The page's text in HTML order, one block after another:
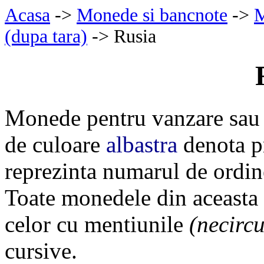
Acasa -> Monede si bancnote ->
(dupa tara) -> Rusia
Monede pentru vanzare
de culoare albastra denota
reprezinta numarul de
Toate monedele din
celor cu mentiunile
cursive.